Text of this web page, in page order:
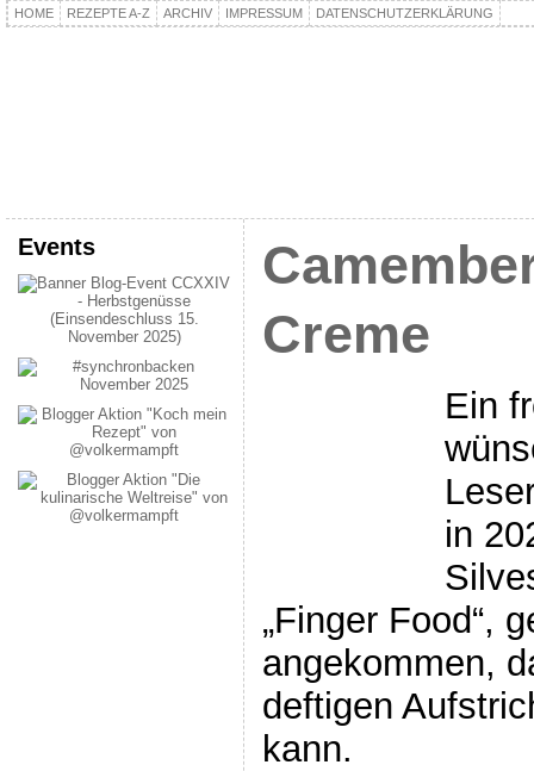
HOME REZEPTE A-Z ARCHIV IMPRESSUM DATENSCHUTZERKLÄRUNG
Events
Creme
Ein
in
„Finger Food“,
angekommen,
deftigen
kann.